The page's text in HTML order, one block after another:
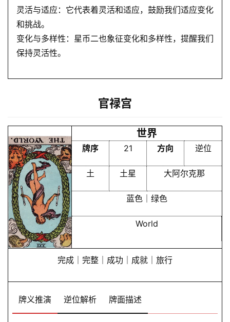
灵活与适应：它代表着灵活和适应，鼓励我们适应变化
和挑战。
变化与多样性：星币二也象征变化和多样性，提醒我们
保持灵活性。
官禄宫
世界
牌序 21 方向 逆位
土 土星 大阿尔克那
蓝色｜绿色
World
完成｜完整｜成功｜成就｜旅行
牌义推演 逆位解析 牌面描述